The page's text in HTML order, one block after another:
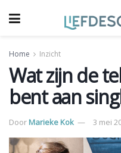
Home Inzicht
Wat zijn de
bent aan
DoorMarieke Kok 3 mei